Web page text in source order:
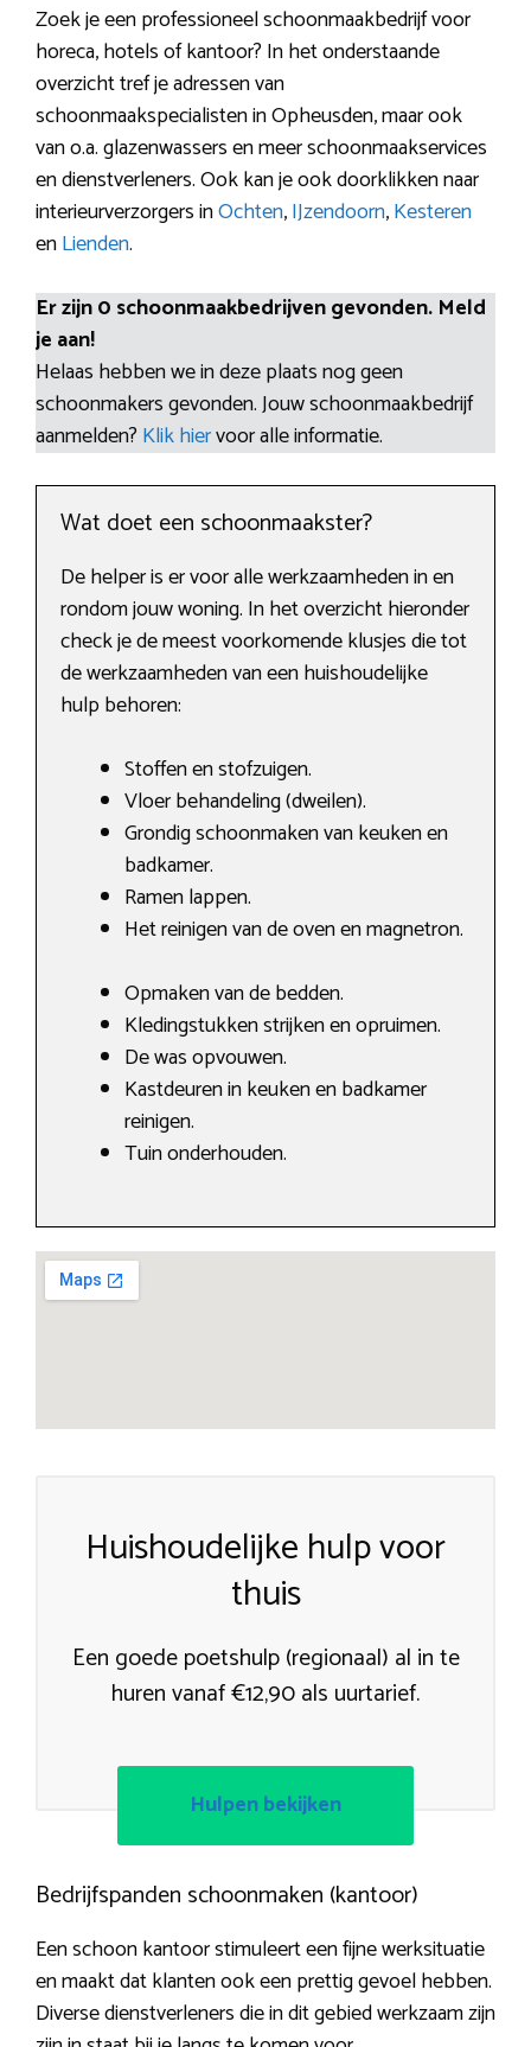
Zoek je een professioneel schoonmaakbedrijf voor
horeca, hotels of kantoor? In het onderstaande
overzicht tref je adressen van
schoonmaakspecialisten in Opheusden, maar ook
van o.a. glazenwassers en meer schoonmaakservices
en dienstverleners. Ook kan je ook doorklikken naar
interieurverzorgers inOchten,IJzendoorn,Kesteren
enLienden.
Er zijn 0 schoonmaakbedrijven gevonden. Meld
je aan!
Helaas hebben we in deze plaats nog geen
schoonmakers gevonden. Jouw schoonmaakbedrijf
aanmelden? Klik hiervoor alle informatie.
Wat doet een schoonmaakster?
De helper is er voor alle werkzaamheden in en
rondom jouw woning. In het overzicht hieronder
check je de meest voorkomende klusjes die tot
de werkzaamheden van een huishoudelijke
hulp behoren:
Stoffen en stofzuigen.
Vloer behandeling (dweilen).
Grondig schoonmaken van keuken en
badkamer.
Ramen lappen.
Het reinigen van de oven en magnetron.
Opmaken van de bedden.
Kledingstukken strijken en opruimen.
De was opvouwen.
Kastdeuren in keuken en badkamer
reinigen.
Tuin onderhouden.
Huishoudelijke hulp voor
thuis
Een goede poetshulp (regionaal) al in te
huren vanaf €12,90 als uurtarief.
Hulpen bekijken
Bedrijfspanden schoonmaken (kantoor)
Een schoon kantoor stimuleert een fijne werksituatie
en maakt dat klanten ook een prettig gevoel hebben.
Diverse dienstverleners die in dit gebied werkzaam zijn